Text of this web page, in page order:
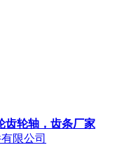
齿轮轴，齿条厂家
限公司